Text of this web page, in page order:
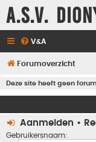
A.S.V.
V&A
Forumoverzicht
Deze site heeft geen
Aanmelden •
Gebruikersnaam: